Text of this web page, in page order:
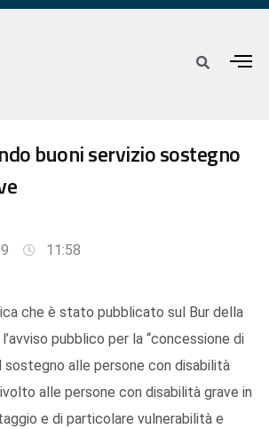
buoni servizio sostegno
11:58
che è stato pubblicato sul Bur della
pubblico per la “concessione di
sostegno alle persone con disabilità
alle persone con disabilità grave in
e di particolare vulnerabilità e